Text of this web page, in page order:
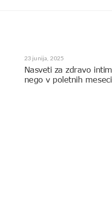
23 junija, 2025
Nasveti za zdravo
nego v poletnih